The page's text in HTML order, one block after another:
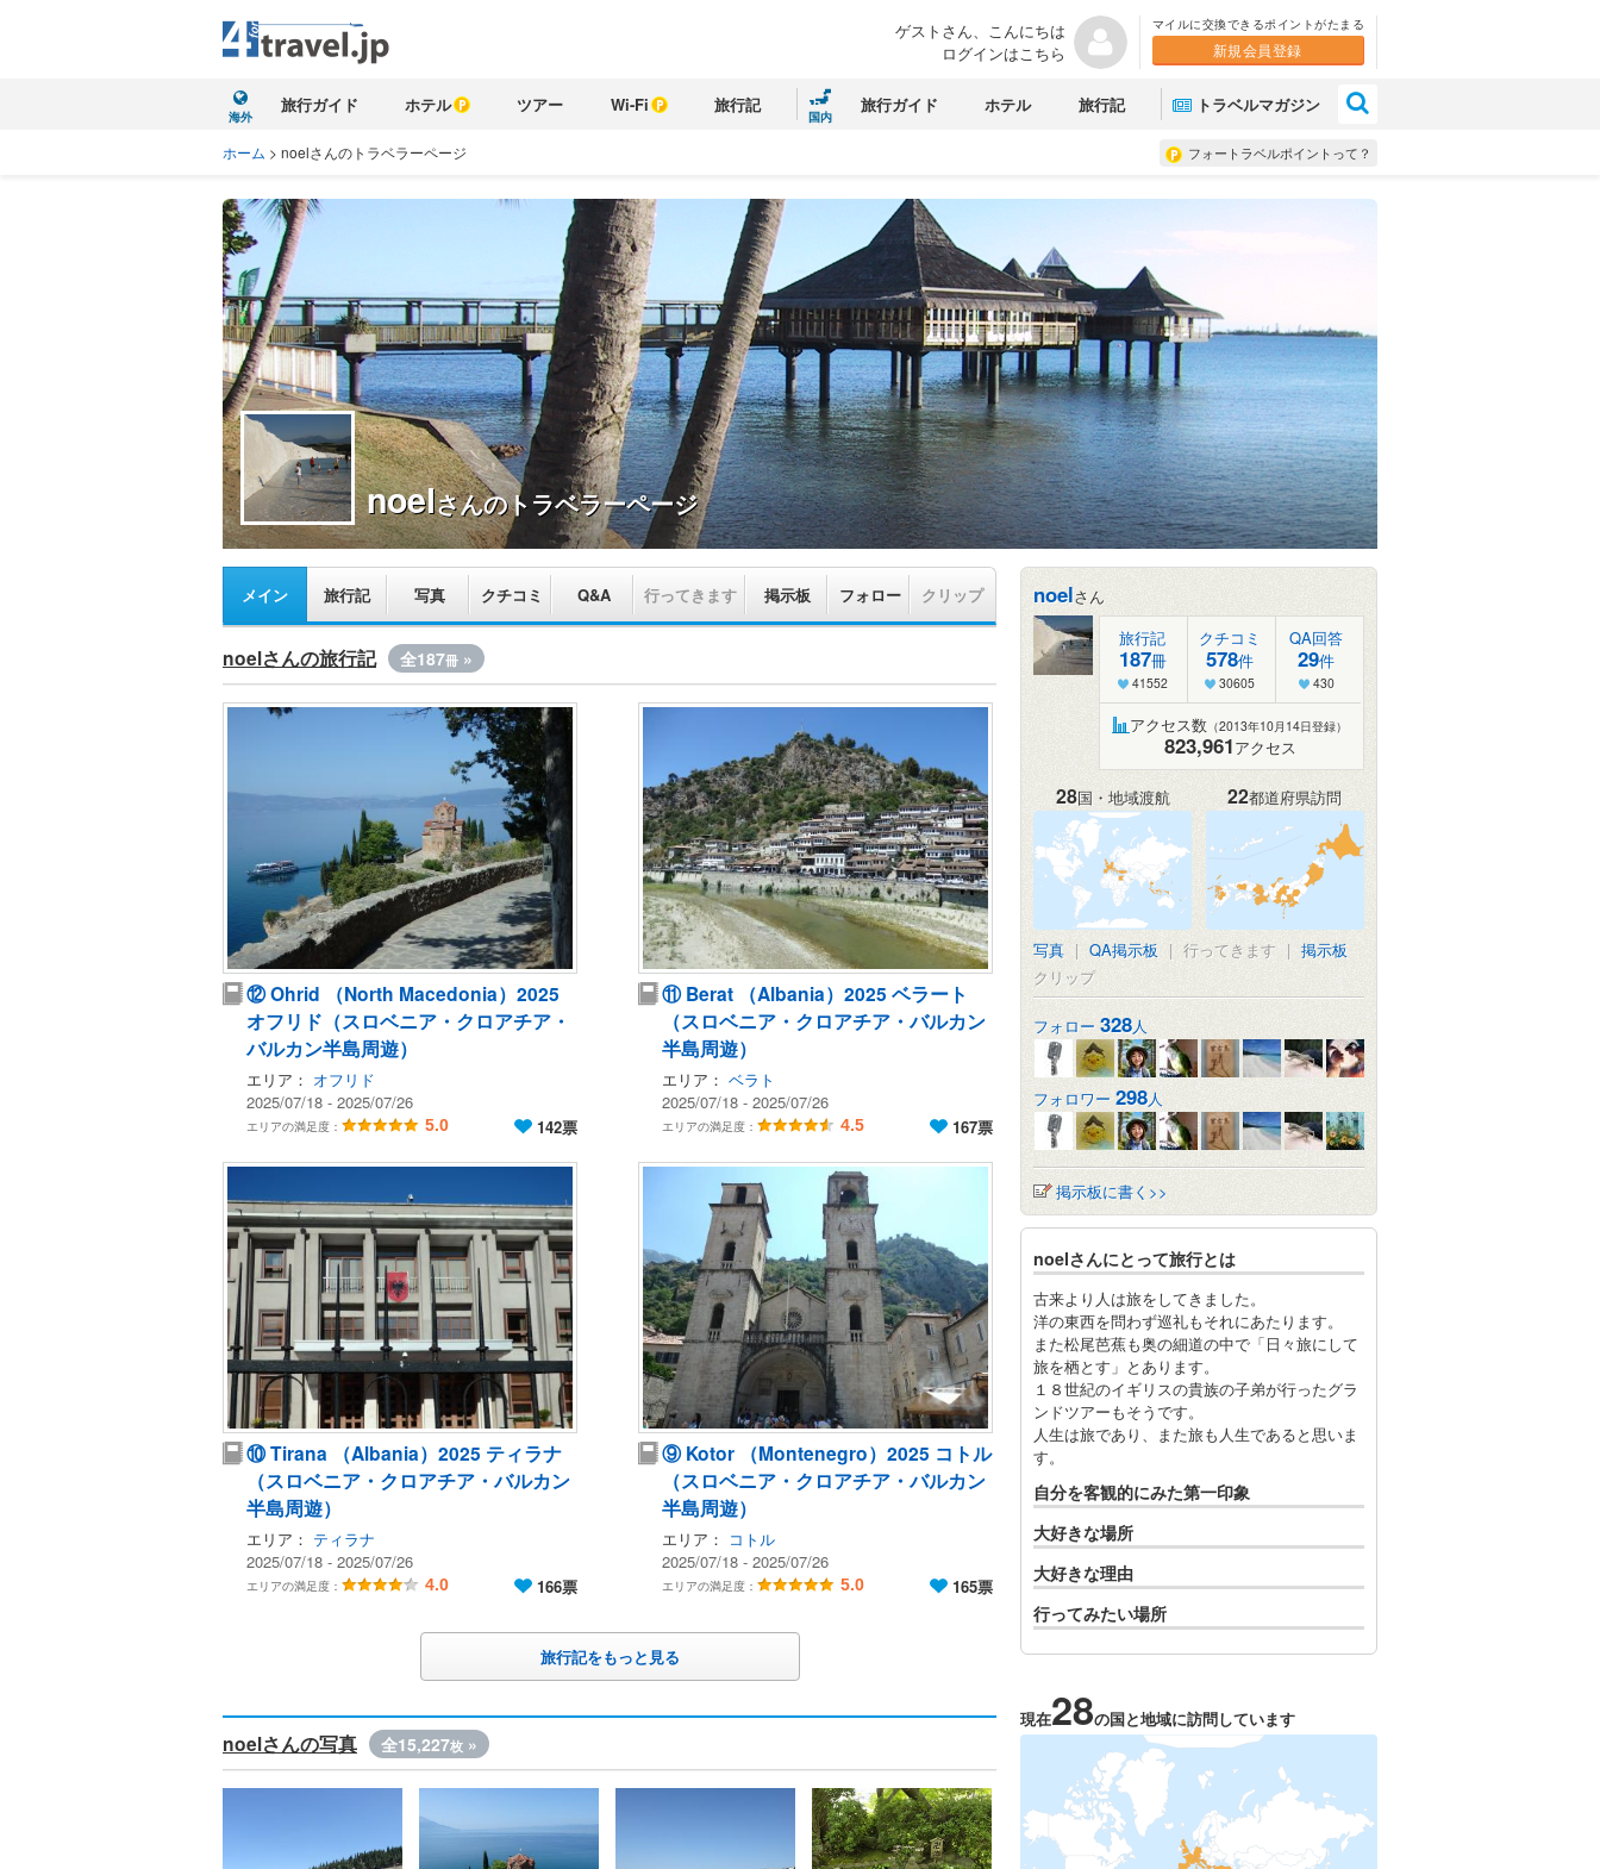
ゲストさん、こんにちは
ログインはこちら
マイルに交換できるポイントがたまる
新規会員登録
海外
旅行ガイド ホテル ツアー Wi-Fi 旅行記
国内
旅行ガイド ホテル 旅行記 トラベルマガジン
フォートラベルポイントって？
ホーム > noelさんのトラベラーページ
noelさんのトラベラーページ
メイン 旅行記 写真 クチコミ Q&A 行ってきます 掲示板 フォロー クリップ
noelさんの旅行記 全187冊 »
⑫ Ohrid （North Macedonia）2025
オフリド（スロベニア・クロアチア・
バルカン半島周遊）
エリア： オフリド
2025/07/18 - 2025/07/26
エリアの満足度： 5.0 142票
⑪ Berat （Albania）2025 ベラート
（スロベニア・クロアチア・バルカン
半島周遊）
エリア： ベラト
2025/07/18 - 2025/07/26
エリアの満足度： 4.5 167票
⑩ Tirana （Albania）2025 ティラナ
（スロベニア・クロアチア・バルカン
半島周遊）
エリア： ティラナ
2025/07/18 - 2025/07/26
エリアの満足度： 4.0 166票
⑨ Kotor （Montenegro）2025 コトル
（スロベニア・クロアチア・バルカン
半島周遊）
エリア： コトル
2025/07/18 - 2025/07/26
エリアの満足度： 5.0 165票
旅行記をもっと見る
noelさんの写真 全15,227枚 »
noelさん
旅行記
187冊
41552
クチコミ
578件
30605
QA回答
29件
430
アクセス数 （2013年10月14日登録）
823,961アクセス
28国・地域渡航 22都道府県訪問
写真 | QA掲示板 | 行ってきます | 掲示板
クリップ
フォロー 328人
フォロワー 298人
掲示板に書く>>
noelさんにとって旅行とは
古来より人は旅をしてきました。
洋の東西を問わず巡礼もそれにあたります。
また松尾芭蕉も奥の細道の中で「日々旅にして
旅を栖とす」とあります。
１８世紀のイギリスの貴族の子弟が行ったグラ
ンドツアーもそうです。
人生は旅であり、また旅も人生であると思いま
す。
自分を客観的にみた第一印象
大好きな場所
大好きな理由
行ってみたい場所
現在28の国と地域に訪問しています